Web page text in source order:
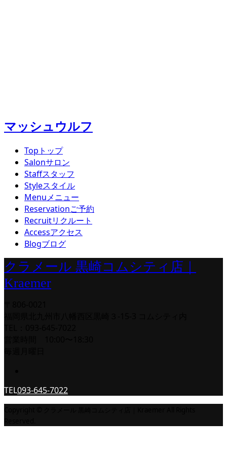
マッシュウルフ
Top トップ
Salonサロン
Staffスタッフ
Styleスタイル
Menuメニュー
Reservationご予約
Recruitリクルート
Accessアクセス
Blogブログ
クラメール 黒崎コムシティ店｜
Kraemer
TEL093-645-7022